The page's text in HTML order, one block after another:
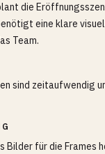
die
eine klare
Team.
sind zeitaufwendig
Bilder für die Frames